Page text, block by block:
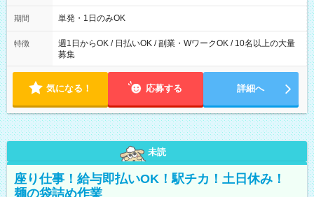
(1) 8：00~17:00（休憩１h） 例(2) 13:00~16:00（早上がりでも
全額支給！） 例(3) 21:00~5:00（夜勤なら日当1.25倍！！）
期間 単発・1日のみOK
特徴
週1日からOK / 日払いOK / 副業・WワークOK / 10名以上の大量
募集
気になる！ 応募する 詳細へ
未読
座り仕事！給与即払いOK！駅チカ！土日休み！
麺の袋詰め作業